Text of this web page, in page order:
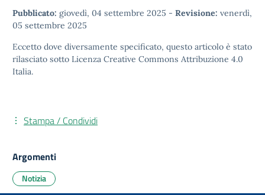
Pubblicato: giovedì, 04 settembre 2025 - Revisione: venerdì,
05 settembre 2025
Eccetto dove diversamente specificato, questo articolo è stato
rilasciato sotto Licenza Creative Commons Attribuzione 4.0
Italia.
Stampa / Condividi
Argomenti
Notizia